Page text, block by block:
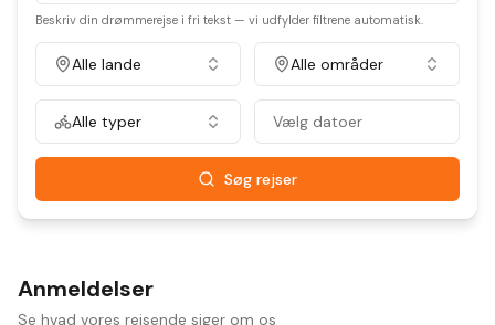
Beskriv din drømmerejse i fri tekst — vi udfylder filtrene automatisk.
Alle lande Alle områder
Alle typer Vælg datoer
Søg rejser
Anmeldelser
Se hvad vores rejsende siger om os